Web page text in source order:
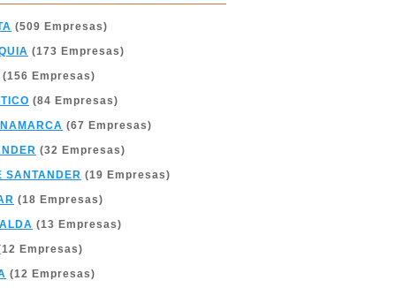
(509 Empresas)
(173 Empresas)
(156 Empresas)
(84 Empresas)
(67 Empresas)
(32 Empresas)
SANTANDER (19 Empresas)
(18 Empresas)
(13 Empresas)
Empresas)
(12 Empresas)